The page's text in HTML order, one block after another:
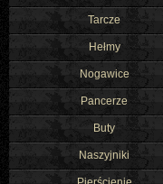
Tarcze
Hełmy
Nogawice
Pancerze
Buty
Naszyjniki